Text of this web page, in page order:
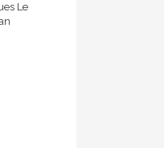
Le